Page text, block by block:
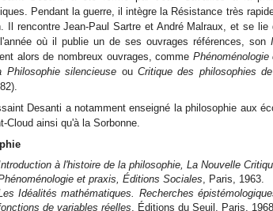
Pendant la guerre, il intègre la Résistance très
Il rencontre Jean-Paul Sartre et André Malraux, et se
où il publie un de ses ouvrages références, son
alors de nombreux ouvrages, comme Phénoménologie
Philosophie silencieuse ouCritique des philosophies
Desanti a notamment enseigné la philosophie aux
Cloud ainsi qu'à la Sorbonne.
à l'histoire de la philosophie, La Nouvelle
et praxis, Éditions Sociales, Paris, 1963.
Idéalités mathématiques. Recherches
de variables réelles, Éditions du Seuil, Paris,